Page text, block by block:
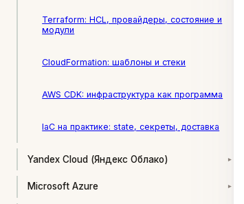
Terraform: HCL, провайдеры, состояние и
модули
CloudFormation: шаблоны и стеки
AWS CDK: инфраструктура как программа
IaC на практике: state, секреты, доставка
Yandex Cloud (Яндекс Облако) ▾
Microsoft Azure ▾